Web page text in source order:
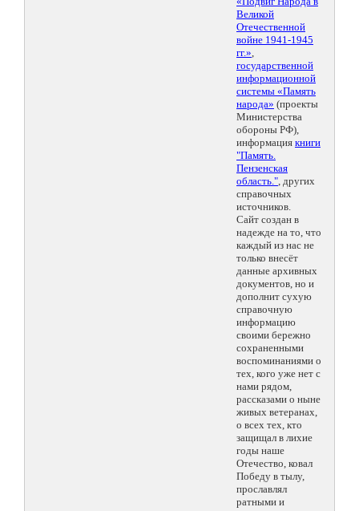
Великой
Отечественной
войне 1941-1945
гг.»,
государственной
информационной
системы «Память
народа» (проекты
Министерства
обороны РФ),
информация книги
"Память.
Пензенская
область.", других
справочных
источников.
Сайт создан в
надежде на то, что
каждый из нас не
только внесёт
данные архивных
документов, но и
дополнит сухую
справочную
информацию
своими бережно
сохраненными
воспоминаниями о
тех, кого уже нет с
нами рядом,
рассказами о ныне
живых ветеранах,
о всех тех, кто
защищал в лихие
годы наше
Отечество, ковал
Победу в тылу,
прославлял
ратными и